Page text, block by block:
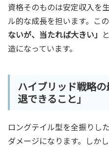
資格そのものは安定収入を
ル的な成長を担います。この
ないが、当たれば大きい」
造になっています。
ハイブリッド戦略
退できること」
ロングテイル型を全振りし
ダメージになります。しか